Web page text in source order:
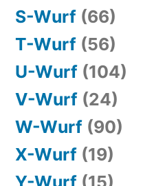
S-Wurf (66)
T-Wurf (56)
U-Wurf (104)
V-Wurf (24)
W-Wurf (90)
X-Wurf (19)
Y-Wurf (15)